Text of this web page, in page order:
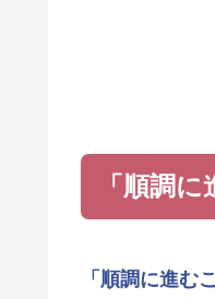
「順調
「順調に進む